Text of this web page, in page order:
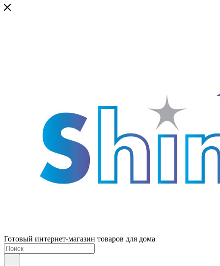
Готовый интернет-магазин товаров для дома